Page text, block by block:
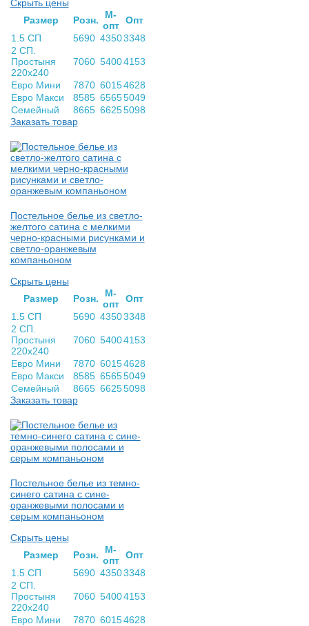
Скрыть цены
Раз­мер
Розн.
М-
опт Опт
1.5 СП
5690 43503348
2 СП.
Простыня
220х240
7060 54004153
Евро Мини 7870 60154628
Евро Макси
8585 65655049
Семейный
8665 66255098
Заказать товар
Постельное белье из светло-
желтого сатина с мелкими
черно-красными рисунками и
светло-оранжевым
компаньоном
Скрыть цены
Раз­мер
Розн.
М-
опт Опт
1.5 СП
5690 43503348
2 СП.
Простыня
220х240
7060 54004153
Евро Мини 7870 60154628
Евро Макси
8585 65655049
Семейный
8665 66255098
Заказать товар
Постельное белье из темно-
синего сатина с сине-
оранжевыми полосами и
серым компаньоном
Скрыть цены
Раз­мер
Розн.
М-
опт Опт
1.5 СП
5690 43503348
2 СП.
Простыня
220х240
7060 54004153
Евро Мини 7870 60154628